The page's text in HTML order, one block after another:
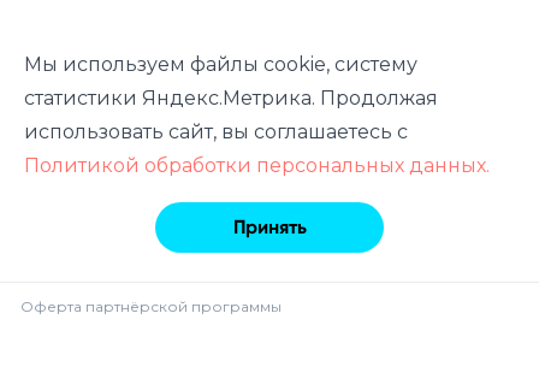
Overplan.ru
Политика обработки персональных данных
Оферта партнёрской программы
Мы используем файлы cookie, систему
статистики Яндекс.Метрика. Продолжая
использовать сайт, вы соглашаетесь с
Политикой обработки персональных данных.
Принять